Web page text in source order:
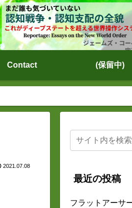
Contact (保留中)
2021.07.08
最近の投稿
フラットアーサ